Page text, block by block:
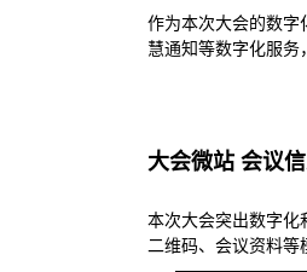
作为本次大会的数字
慧通知等数字化服务
大会微站 会议
本次大会突出数字化
二维码、会议资料等